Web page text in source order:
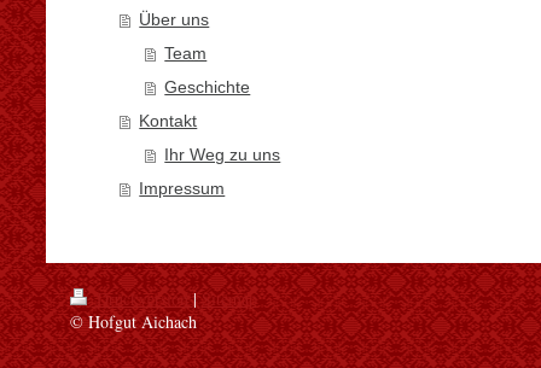
Über uns
Team
Geschichte
Kontakt
Ihr Weg zu uns
Impressum
Druckversion| Sitemap
© Hofgut Aichach